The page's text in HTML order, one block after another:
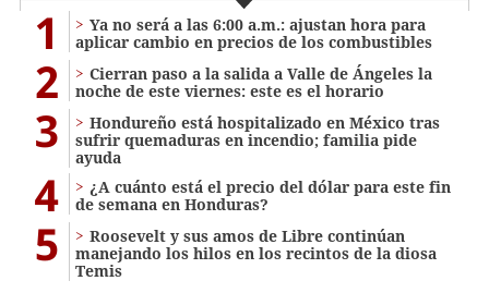
1
Ya no será a las 6:00 a.m.: ajustan hora para
aplicar cambio en precios de los combustibles
2
Cierran paso a la salida a Valle de Ángeles la
noche de este viernes: este es el horario
3
Hondureño está hospitalizado en México tras
sufrir quemaduras en incendio; familia pide
ayuda
4
¿A cuánto está el precio del dólar para este fin
de semana en Honduras?
5
Roosevelt y sus amos de Libre continúan
manejando los hilos en los recintos de la diosa
Temis